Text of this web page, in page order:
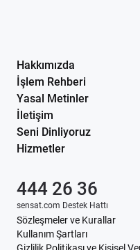
Hakkımızda
İşlem Rehberi
Yasal Metinler
İletişim
Seni Dinliyoruz
Hizmetler
Sözleşmeler ve Kurallar
Kullanım Şartları
444 26 36
sensat.com Destek Hattı